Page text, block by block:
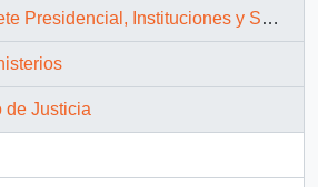
Presidencial, Instituciones y Servicios
de Justicia